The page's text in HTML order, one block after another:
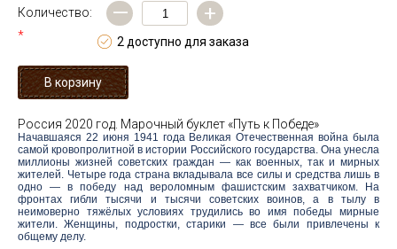
Количество:
*
— +
2 доступно для заказа
Россия 2020 год. Марочный буклет «Путь к Победе»
Начавшаяся 22 июня 1941 года Великая Отечественная война была
самой кровопролитной в истории Российского государства. Она унесла
миллионы жизней советских граждан — как военных, так и мирных
жителей. Четыре года страна вкладывала все силы и средства лишь в
одно — в победу над вероломным фашистским захватчиком. На
фронтах гибли тысячи и тысячи советских воинов, а в тылу в
неимоверно тяжёлых условиях трудились во имя победы мирные
жители. Женщины, подростки, старики — все были привлечены к
общему делу.